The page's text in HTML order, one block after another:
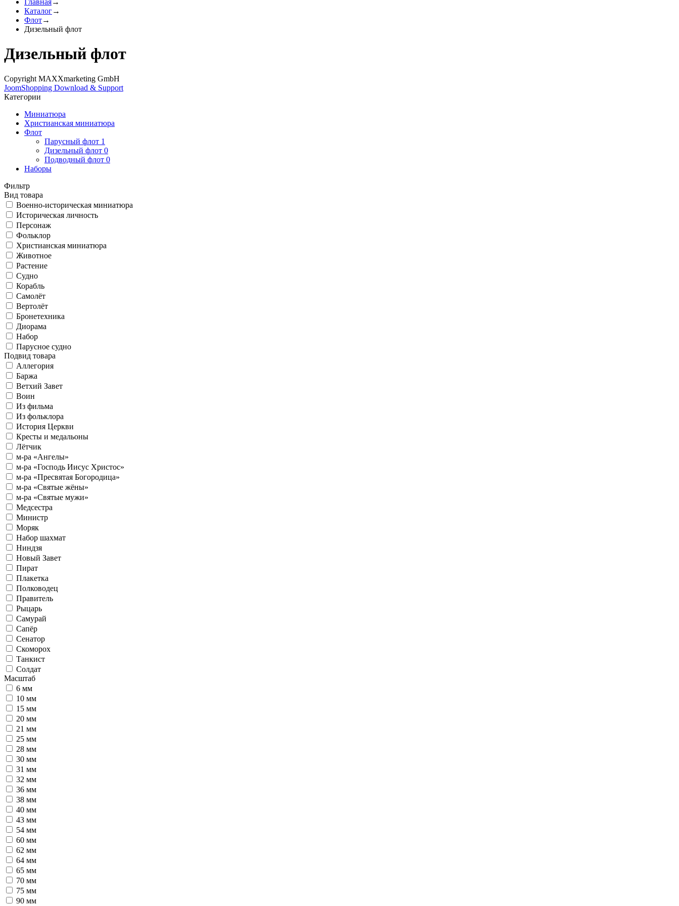
Главная→
Каталог→
Флот→
Дизельный флот
Дизельный флот
Copyright MAXXmarketing GmbH
JoomShopping Download & Support
Категории
Миниатюра
Христианская миниатюра
Флот
Парусный флот 1
Дизельный флот 0
Подводный флот 0
Наборы
Фильтр
Вид товара
Военно-историческая миниатюра
Историческая личность
Персонаж
Фольклор
Христианская миниатюра
Животное
Растение
Судно
Корабль
Самолёт
Вертолёт
Бронетехника
Диорама
Набор
Парусное судно
Подвид товара
Аллегория
Баржа
Ветхий Завет
Воин
Из фильма
Из фольклора
История Церкви
Кресты и медальоны
Лётчик
м-ра «Ангелы»
м-ра «Господь Иисус Христос»
м-ра «Пресвятая Богородица»
м-ра «Святые жёны»
м-ра «Святые мужи»
Медсестра
Министр
Моряк
Набор шахмат
Ниндзя
Новый Завет
Пират
Плакетка
Полководец
Правитель
Рыцарь
Самурай
Сапёр
Сенатор
Скоморох
Танкист
Солдат
Масштаб
6 мм
10 мм
15 мм
20 мм
21 мм
25 мм
28 мм
30 мм
31 мм
32 мм
36 мм
38 мм
40 мм
43 мм
54 мм
60 мм
62 мм
64 мм
65 мм
70 мм
75 мм
90 мм